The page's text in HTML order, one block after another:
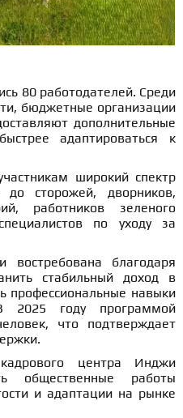
80 работодателей. Среди
бюджетные организации
дополнительные
адаптироваться к
широкий спектр
сторожей, дворников,
работников зеленого
по уходу за
благодаря
стабильный доход в
профессиональные навыки
2025 году программой
что подтверждает
центра Инджи
общественные работы
и адаптации на рынке